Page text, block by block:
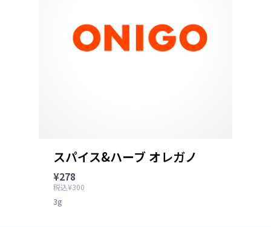
スパイス&ハーブ オレガノ
¥278
税込¥300
3g